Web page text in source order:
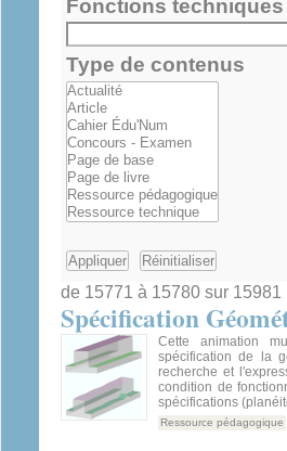
Fonctions techniques
Type de contenus
de 15771 à 15780 sur 15981
Spécification
Cette animation
spécification de la
recherche et
condition de
spécifications
Ressource pédagogique